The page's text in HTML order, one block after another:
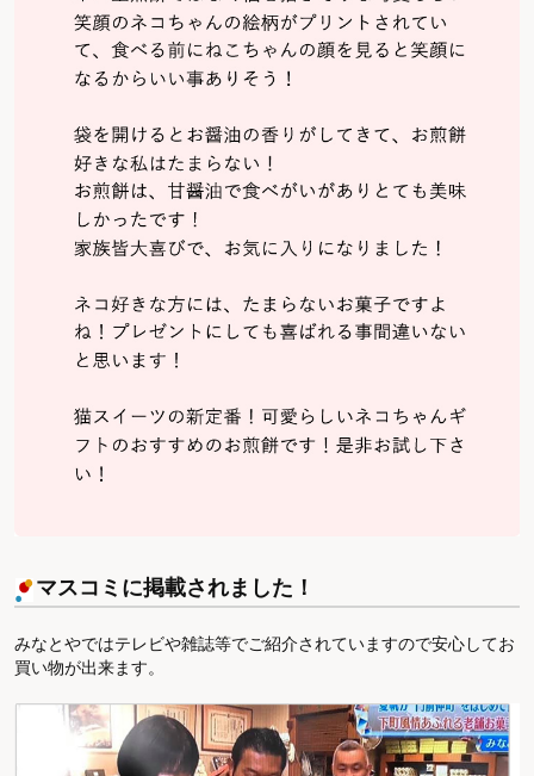
マスコミに掲載されました！
みなとやではテレビや雑誌等でご紹介されていますので安心してお
買い物が出来ます。